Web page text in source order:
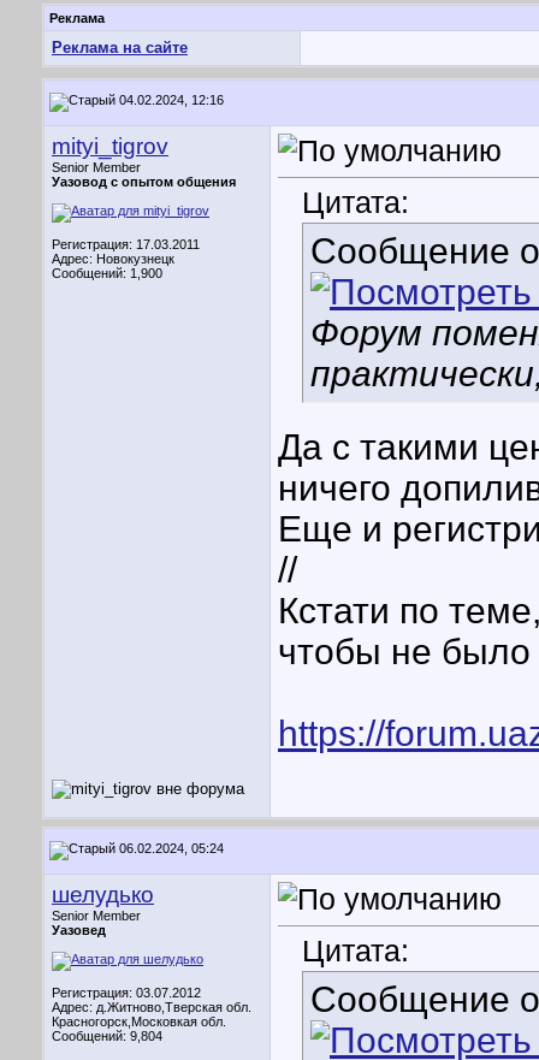
Реклама
Реклама на сайте
04.02.2024, 12:16
mityi_tigrov
Senior Member
Уазовод с опытом общения
Регистрация: 17.03.2011
Адрес: Новокузнецк
Сообщений: 1,900
Цитата:
Сообщение
Форум
Да с такими
ничего
Еще и
//
Кстати по
чтобы не было
https://
06.02.2024, 05:24
шелудько
Senior Member
Уазовед
Регистрация: 03.07.2012
Адрес: д.Житново,Тверская обл.
Красногорск,Московкая обл.
Сообщений: 9,804
Цитата:
Сообщение